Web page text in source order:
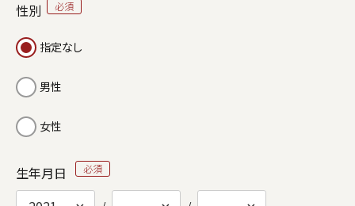
性別
指定なし
男性
女性
生年月日